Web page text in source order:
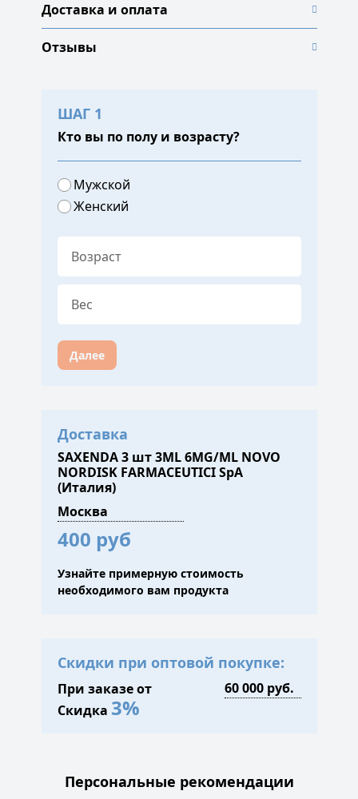
Доставка и оплата
Отзывы
ШАГ 1
Кто вы по полу и возрасту?
Мужской
Женский
Далее
Доставка
SAXENDA 3 шт 3ML 6MG/ML NOVO
NORDISK FARMACEUTICI SpA
(Италия)
400 руб
Узнайте примерную стоимость
необходимого вам продукта
Скидки при оптовой покупке:
При заказе от
Скидка 3%
Персональные рекомендации